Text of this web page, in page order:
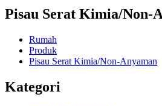
Pisau Serat Kimia/Non-
Rumah
Produk
Pisau Serat Kimia/Non-Anyaman
Kategori